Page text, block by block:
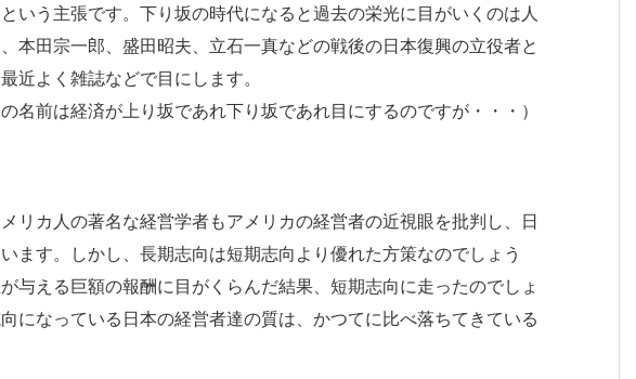
いう主張です。下り坂の時代になると過去の栄光に目がいくのは人
本田宗一郎、盛田昭夫、立石一真などの戦後の日本復興の立役者と
近よく雑誌などで目にします。
名前は経済が上り坂であれ下り坂であれ目にするのですが・・・）
リカ人の著名な経営学者もアメリカの経営者の近視眼を批判し、日
ます。しかし、長期志向は短期志向より優れた方策なのでしょう
与える巨額の報酬に目がくらんだ結果、短期志向に走ったのでしょ
になっている日本の経営者達の質は、かつてに比べ落ちてきている